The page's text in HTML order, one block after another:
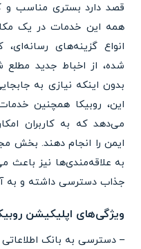
قصد دارد بستری مناسب و
همه این خدمات در یک
انواع گزینه‌های رسانه‌ای،
شده، از اخباط جدید مطلع
بدون اینکه نیازی به
این، روبیکا همچنین
می‌دهد که به کاربران
ایمن را انجام دهند. بخش
به علاقه‌مندی‌ها نیز باعث
جذاب دسترسی داشته و به
ویژگی‌های اپلیکیشن
– دسترسی به بانک